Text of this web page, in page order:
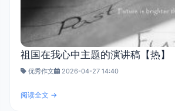
祖国在我心中主题的演讲稿【热】
优秀作文 2026-04-27 14:40
阅读全文 →